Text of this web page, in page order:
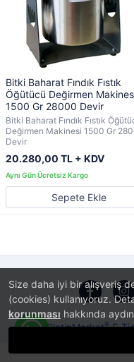
Size daha iyi bir alışveriş
(cookies) kullanıyoruz.
korunması hakkında
Bitki Baharat Fındık Fıstık
Öğütücü Değirmen
1500 Gr 28000 Devir
Bitki Baharat Fındık Fıstık
Değirmen Makinesi 1500 Gr
Devir
20.280,00 TL + KDV
Sepete Ekle
PlatinMarket®E-